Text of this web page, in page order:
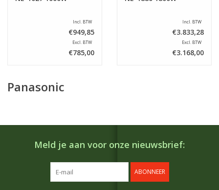
Incl. BTW
€949,85
Excl. BTW
€785,00
Incl. BTW
€3.833,28
Excl. BTW
€3.168,00
Panasonic
Meld je aan voor onze nieuwsbrief:
ABONNEER